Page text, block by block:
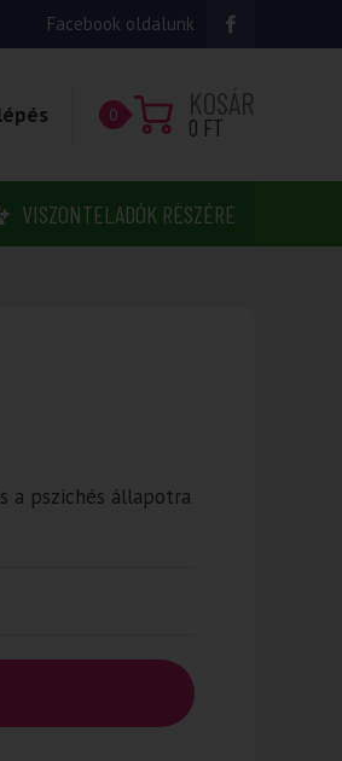
Facebook oldalunk
0 KOSÁR
0 FT
VISZONTELADÓK RÉSZÉRE
a pszichés állapotra